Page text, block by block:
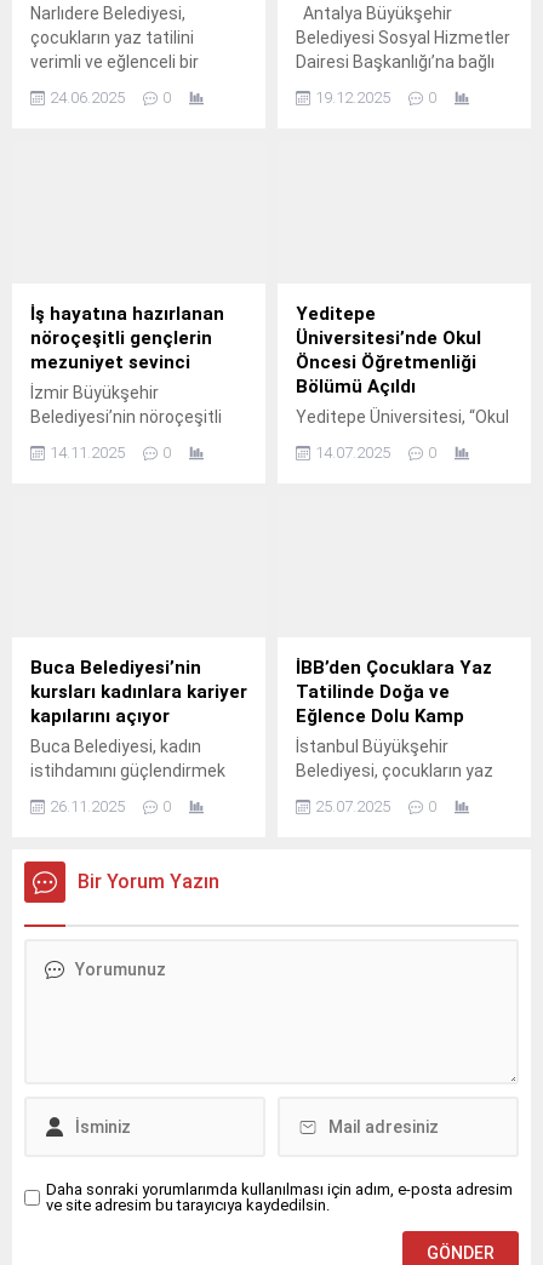
Narlıdere Belediyesi,
çocukların yaz tatilini
verimli ve eğlenceli bir
yıl da dopdolu bir yaz kursu
24.06.2025 0
Antalya Büyükşehir
Belediyesi Sosyal Hizmetler
Dairesi Başkanlığı’na bağlı
mahallerde vatandaşlara
19.12.2025 0
İş hayatına hazırlanan
nöroçeşitli gençlerin
mezuniyet sevinci
İzmir Büyükşehir
Belediyesi’nin nöroçeşitli
hazırlayan İş için Nitelikli
14.11.2025 0
Yeditepe
Üniversitesi’nde Okul
Öncesi Öğretmenliği
Bölümü Açıldı
Yeditepe Üniversitesi, “Okul
Bölümü”nü kurdu.
14.07.2025 0
Buca Belediyesi’nin
kursları kadınlara kariyer
kapılarını açıyor
Buca Belediyesi, kadın
istihdamını güçlendirmek
kurslarını yıl boyunca
26.11.2025 0
İBB’den Çocuklara Yaz
Tatilinde Doğa ve
Eğlence Dolu Kamp
İstanbul Büyükşehir
Belediyesi, çocukların yaz
eğlenceli ve öğretici
25.07.2025 0
Bir Yorum Yazın
Daha sonraki yorumlarımda kullanılması için adım, e-posta adresim
ve site adresim bu tarayıcıya kaydedilsin.